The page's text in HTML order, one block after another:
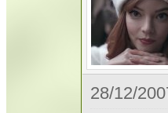
28/12/